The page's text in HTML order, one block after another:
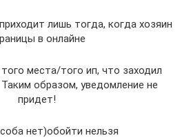
лишь тогда, когда хозяин
в онлайне
места/того ип, что заходил
образом, уведомление не
придет!
нет)обойти нельзя